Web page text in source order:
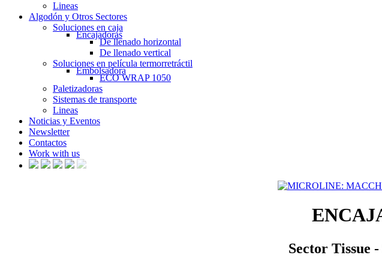
Lineas
Algodón y Otros Sectores
Soluciones en caja
Encajadoras
De llenado horizontal
De llenado vertical
Soluciones en película termorretráctil
Embolsadora
ECO WRAP 1050
Paletizadoras
Sistemas de transporte
Lineas
Noticias y Eventos
Newsletter
Contactos
Work with us
Sector Tissue